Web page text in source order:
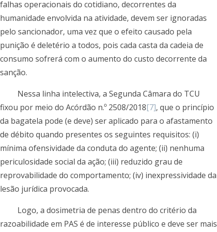
falhas operacionais do cotidiano, decorrentes da
humanidade envolvida na atividade, devem ser ignoradas
pelo sancionador, uma vez que o efeito causado pela
punição é deletério a todos, pois cada casta da cadeia de
consumo sofrerá com o aumento do custo decorrente da
sanção.
Nessa linha intelectiva, a Segunda Câmara do TCU
fixou por meio do Acórdão n.º 2508/2018[7], que o princípio
da bagatela pode (e deve) ser aplicado para o afastamento
de débito quando presentes os seguintes requisitos: (i)
mínima ofensividade da conduta do agente; (ii) nenhuma
periculosidade social da ação; (iii) reduzido grau de
reprovabilidade do comportamento; (iv) inexpressividade da
lesão jurídica provocada.
Logo, a dosimetria de penas dentro do critério da
razoabilidade em PAS é de interesse público e deve ser mais